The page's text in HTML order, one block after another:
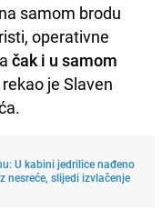
samom brodu
operativne
čak i u samom
rekao je Slaven
U kabini jedrilice nađeno
nesreće, slijedi izvlačenje